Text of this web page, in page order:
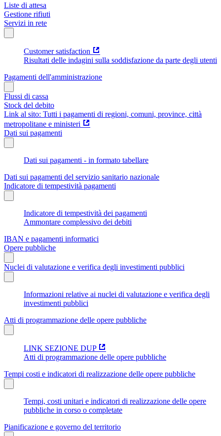
Liste di attesa
Gestione rifiuti
Servizi in rete
Customer satisfaction
Risultati delle indagini sulla soddisfazione da parte degli utenti
Pagamenti dell'amministrazione
Flussi di cassa
Stock del debito
Link al sito: Tutti i pagamenti di regioni, comuni, province, città
metropolitane e ministeri
Dati sui pagamenti
Dati sui pagamenti - in formato tabellare
Dati sui pagamenti del servizio sanitario nazionale
Indicatore di tempestività pagamenti
Indicatore di tempestività dei pagamenti
Ammontare complessivo dei debiti
IBAN e pagamenti informatici
Opere pubbliche
Nuclei di valutazione e verifica degli investimenti pubblici
Informazioni relative ai nuclei di valutazione e verifica degli
investimenti pubblici
Atti di programmazione delle opere pubbliche
LINK SEZIONE DUP
Atti di programmazione delle opere pubbliche
Tempi costi e indicatori di realizzazione delle opere pubbliche
Tempi, costi unitari e indicatori di realizzazione delle opere
pubbliche in corso o completate
Pianificazione e governo del territorio